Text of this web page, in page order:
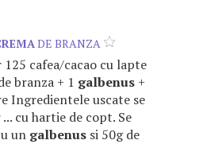
DE BRANZA
125 cafea/cacao cu lapte
branza + 1 galbenus +
Ingredientele uscate se
cu hartie de copt. Se
un galbenus si 50g de